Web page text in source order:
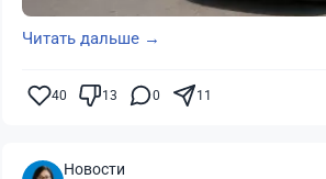
Читать дальше →
40 13 0 11
Новости